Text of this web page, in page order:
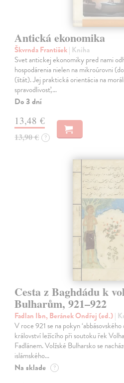
Antická ekonomika
Škvrnda František| Kniha
Svet antickej ekonomiky pred nami
hospodárenia nielen na mikroúrovni
(štát). Jej praktická orientácia na
spravodlivosť,…
Do 3 dní
13,48 €
13,90 € ?
Cesta z Baghdádu k
Bulharům, 921–922
Fadlan Ibn, Beránek Ondřej (ed.)|
V roce 921 se na pokyn
království ležícího při soutoku řek
Fadlánem. Volžské Bulharsko se
islámského…
Na sklade ?